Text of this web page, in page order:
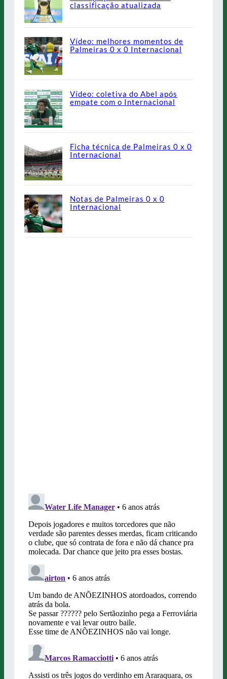
classificação atualizada
Vídeo: melhores momentos de
Palmeiras 0 x 0 Internacional
Vídeo: coletiva do Abel após
empate com o Internacional
Ficha técnica de Palmeiras 0 x 0
Internacional
Notas de Palmeiras 0 x 0
Internacional